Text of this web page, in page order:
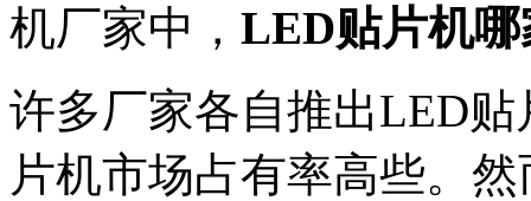
机厂家中， LED贴片机哪
许多厂家各自推出LED
片机市场占有率高些。